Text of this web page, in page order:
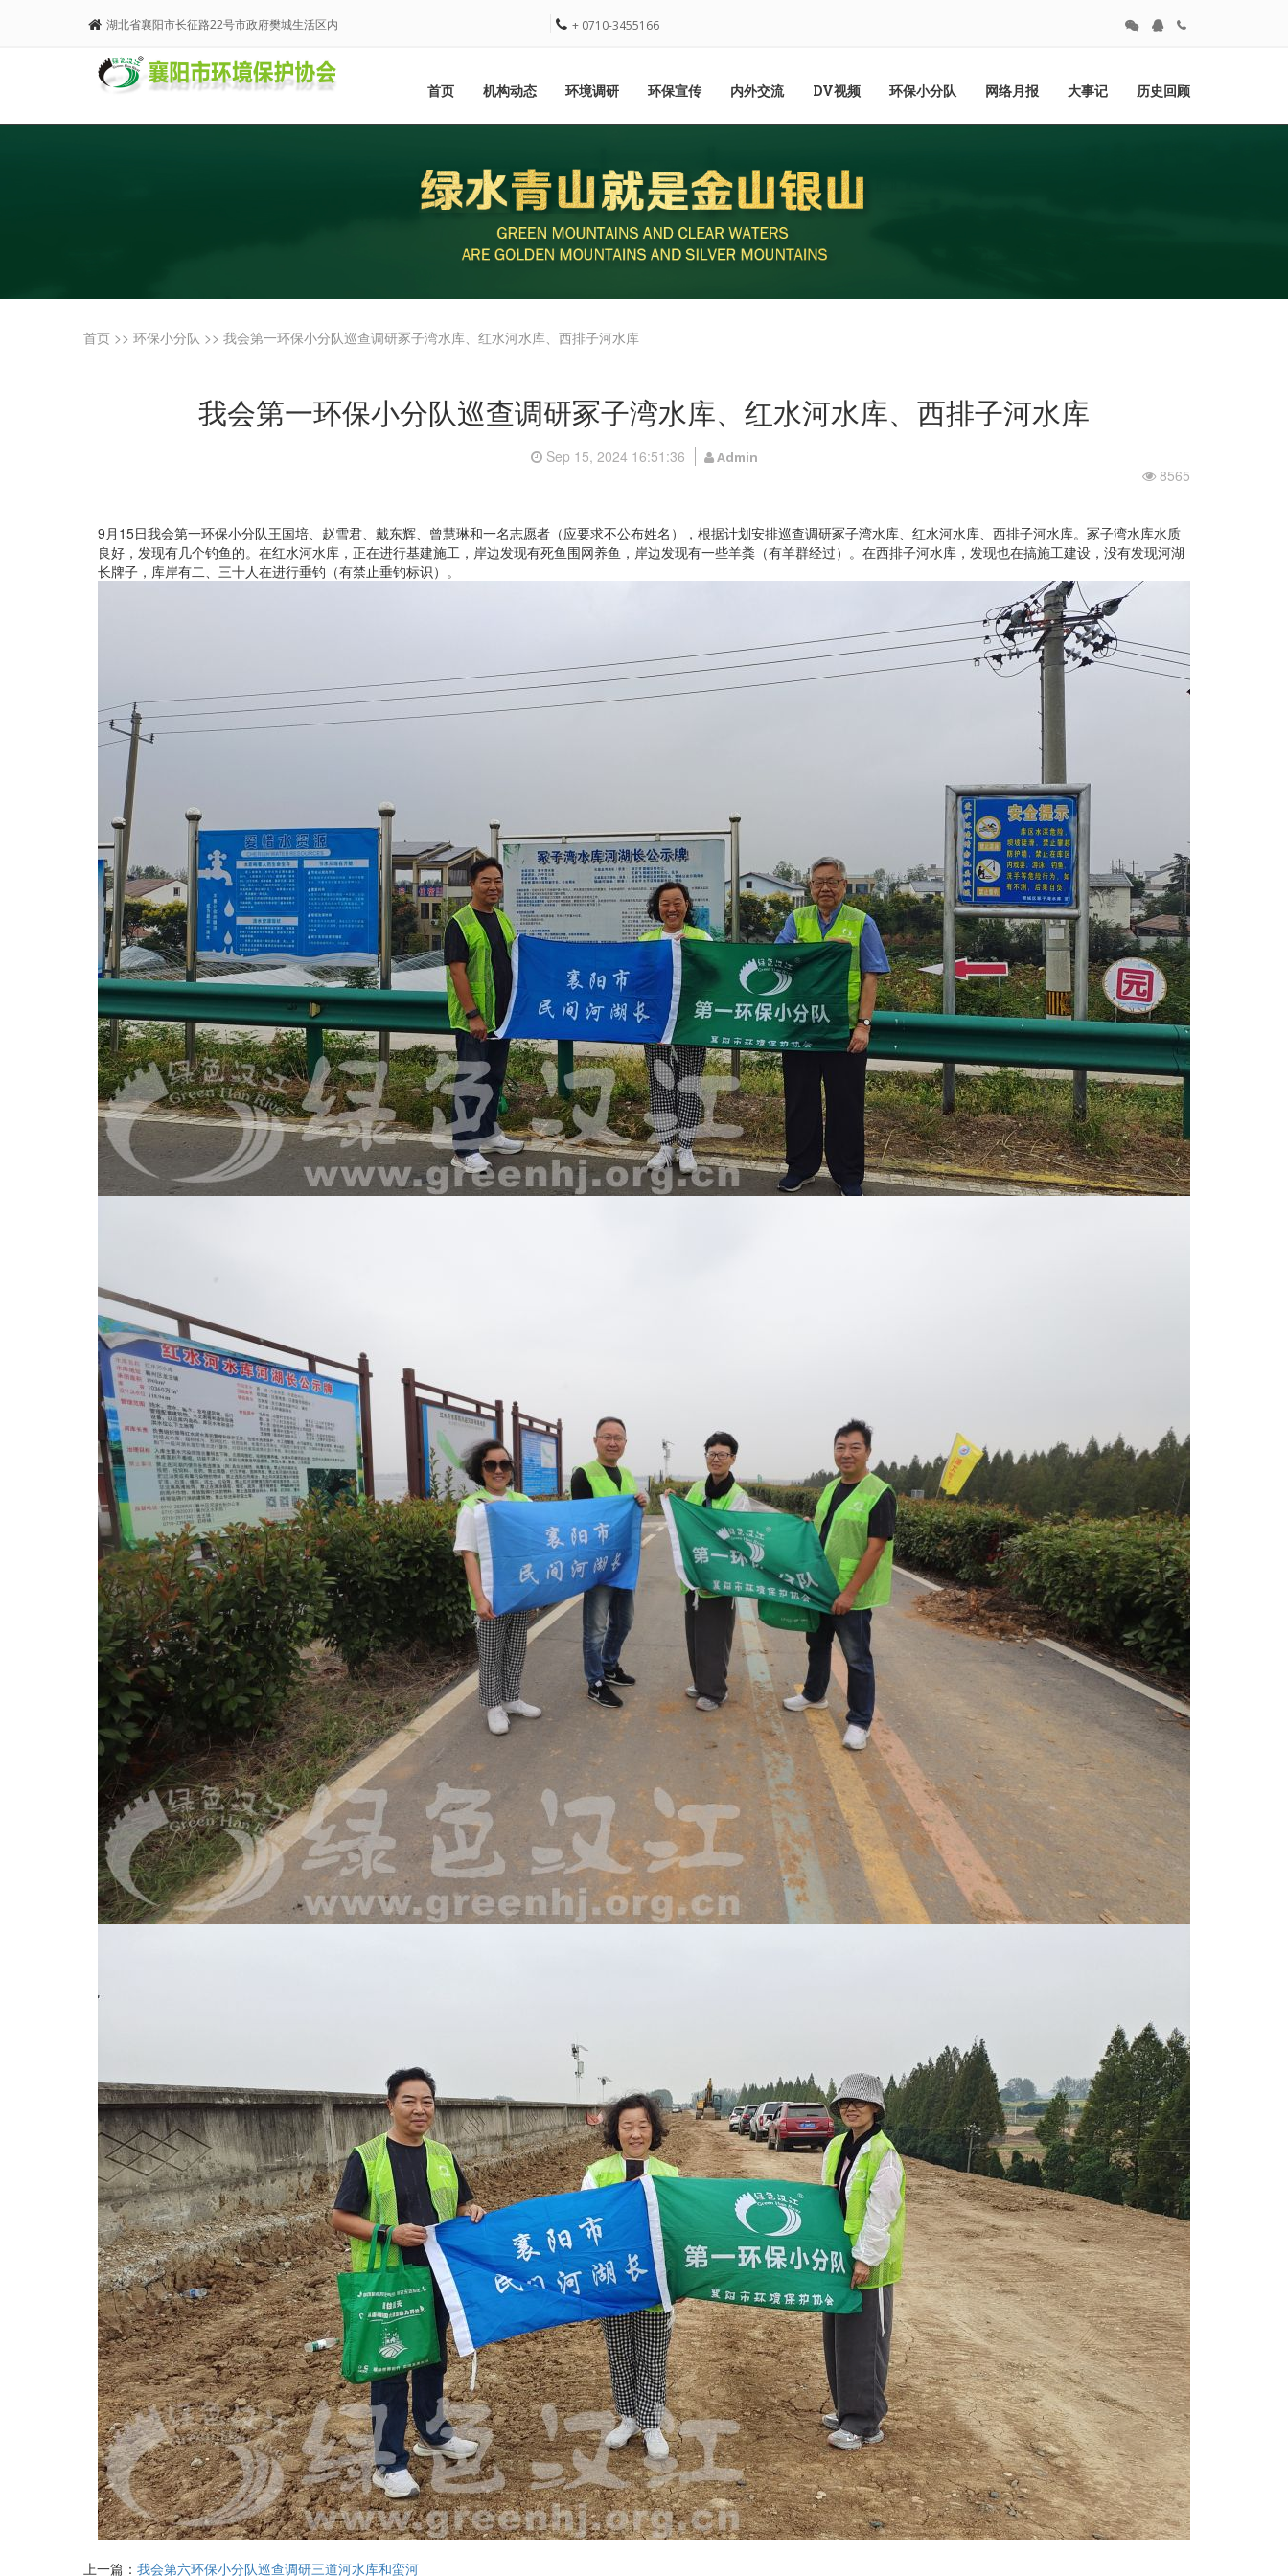
湖北省襄阳市长征路22号市政府樊城生活区内 + 0710-3455166
首页 机构动态 环境调研 环保宣传 内外交流 DV视频 环保小分队 网络月报 大事记 历史回顾
首页 >> 环保小分队 >> 我会第一环保小分队巡查调研冢子湾水库、红水河水库、西排子河水库
我会第一环保小分队巡查调研冢子湾水库、红水河水库、西排子河水库
Sep 15, 2024 16:51:36 Admin
8565
9月 15日我会第一环保小分队王国培、赵雪君、戴东辉、曾慧琳和一名志愿者（应要求不公布姓名），根据计划安排巡查调研冢子湾水库、红水河水库、西排子河水库。冢子湾水库水质
良好，发现有几个钓鱼的。在红水河水库，正在进行基建施工，岸边发现有死鱼围网养鱼，岸边发现有一些羊粪（有羊群经过）。在西排子河水库，发现也在搞施工建设，没有发现河湖
长牌子，库岸有二、三十人在进行垂钓（有禁止垂钓标识）。
上一篇： 我会第六环保小分队巡查调研三道河水库和蛮河